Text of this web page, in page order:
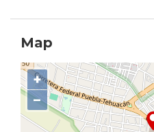
Map
+
−